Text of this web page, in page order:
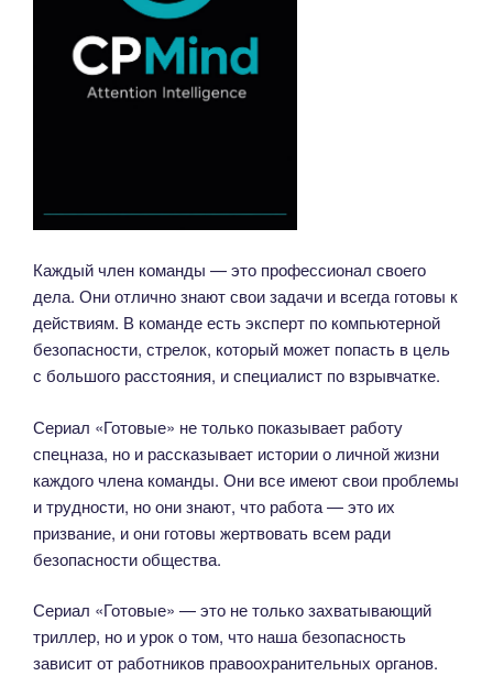
Каждый член команды — это профессионал своего
дела. Они отлично знают свои задачи и всегда готовы к
действиям. В команде есть эксперт по компьютерной
безопасности, стрелок, который может попасть в цель
с большого расстояния, и специалист по взрывчатке.
Сериал «Готовые» не только показывает работу
спецназа, но и рассказывает истории о личной жизни
каждого члена команды. Они все имеют свои проблемы
и трудности, но они знают, что работа — это их
призвание, и они готовы жертвовать всем ради
безопасности общества.
Сериал «Готовые» — это не только захватывающий
триллер, но и урок о том, что наша безопасность
зависит от работников правоохранительных органов.